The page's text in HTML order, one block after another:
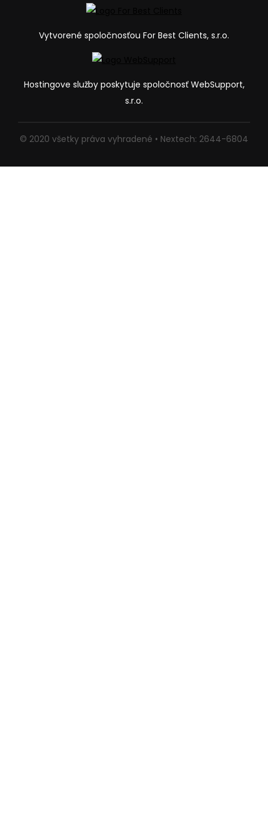
Vytvorené spoločnosťou For Best Clients, s.r.o.
Hostingove služby poskytuje spoločnosť WebSupport,
s.r.o.
© 2020 všetky práva vyhradené • Nextech: 2644-6804